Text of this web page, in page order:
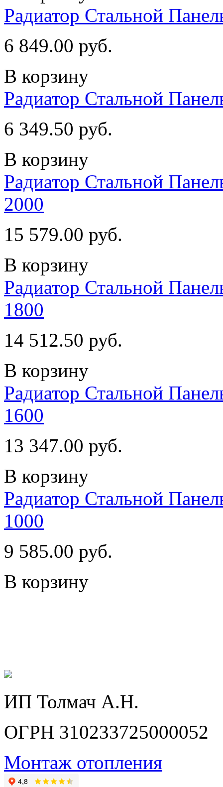
Радиатор Стальной
6 849.00 руб.
В корзину
Радиатор Стальной
6 349.50 руб.
В корзину
Радиатор Стальной
2000
15 579.00 руб.
В корзину
Радиатор Стальной
1800
14 512.50 руб.
В корзину
Радиатор Стальной
1600
13 347.00 руб.
В корзину
Радиатор Стальной
1000
9 585.00 руб.
В корзину
ИП Толмач А.Н.
ОГРН 310233725000052
Монтаж отопления